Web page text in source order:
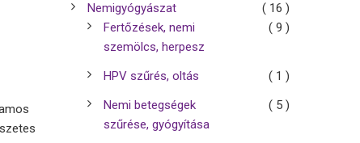
Nemigyógyászat
( 16 )
Fertőzések, nemi
szemölcs, herpesz
( 9 )
HPV szűrés, oltás
( 1 )
Nemi betegségek
szűrése, gyógyítása
( 5 )